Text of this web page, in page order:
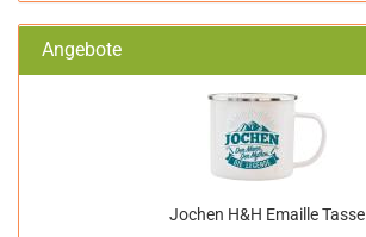
Angebote
Jochen H&H Emaille Tasse